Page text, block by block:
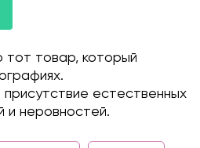
тот товар, который
естественных
и неровностей.